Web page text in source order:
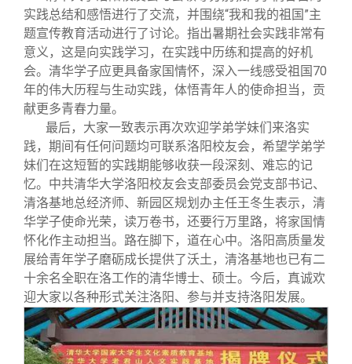
实践总结和感悟进行了交流，并围绕“我和我的祖国”主
题宣传教育活动进行了讨论。指出暑期社会实践非常有
意义，这是向实践学习，在实践中历练和提高的好机
会。清华学子应更具备家国情怀，深入一线感受祖国70
年的伟大历程与生动实践，体悟青年人的使命担当，贡
献更多青春力量。
最后，大家一致表示再次欢迎学弟学妹们来洛实
践，期间有任何问题均可联系洛阳校友会，希望学弟学
妹们在这短暂的实践期能够收获一段深刻、难忘的记
忆。中共清华大学洛阳校友会支部委员会党支部书记、
清洛基地总经济师、新园区规划办主任王冬生表示，清
华学子使命光荣，读万卷书，还要行万里路，将家国情
怀化作主动担当。路在脚下，道在心中。洛阳高质量发
展给青年学子磨砺成长提供了沃土，清洛基地也已有二
十余名全职在洛工作的清华博士、硕士。今后，真诚欢
迎大家以各种形式关注洛阳、参与并支持洛阳发展。